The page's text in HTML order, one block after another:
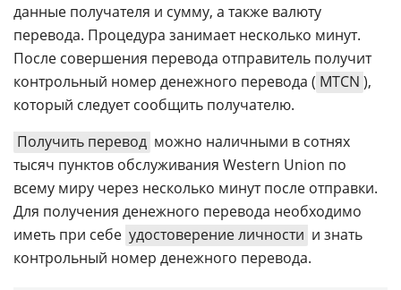
данные получателя и сумму, а также валюту
перевода. Процедура занимает несколько минут.
После совершения перевода отправитель получит
контрольный номер денежного перевода ( MTCN ),
который следует сообщить получателю.
Получить перевод можно наличными в сотнях
тысяч пунктов обслуживания Western Union по
всему миру через несколько минут после отправки.
Для получения денежного перевода необходимо
иметь при себе удостоверение личности и знать
контрольный номер денежного перевода.